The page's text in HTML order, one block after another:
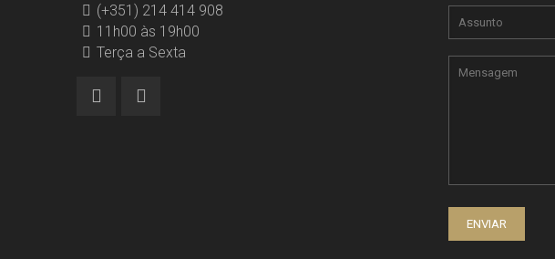
(+351) 214 414 908
11h00 às 19h00
Terça a Sexta